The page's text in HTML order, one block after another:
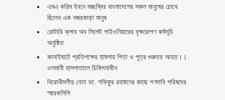
এমএ করিম ইবনে মচ্ছব্বির বাংলাদেশের সকল মানুষের চোখে
ছিলেন এক নজরকাড়া মানুষ ‎
রোটারি ক্লাব অব সিলেট পাইওনিয়ারের বৃক্ষরোপণ কর্মসূচি
অনুষ্ঠিত
কানাইঘাটে প্রতিপক্ষের হামলায় পিতা ও পুত্র গুরুতর আহত।।
ওসমানী হাসপাতালে চিকিৎসাধীন
বিরোধীদলীয় নেতা ডা. শফিকুর রহমানের কাছে গণদাবি পরিষদের
স্মারকলিপি ‎